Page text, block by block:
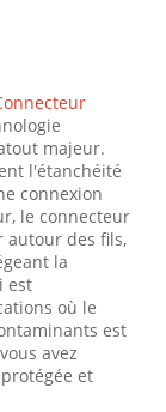
majeur.
l'étanchéité
connexion
le connecteur
des fils,
la
est
où le
est
avez
et